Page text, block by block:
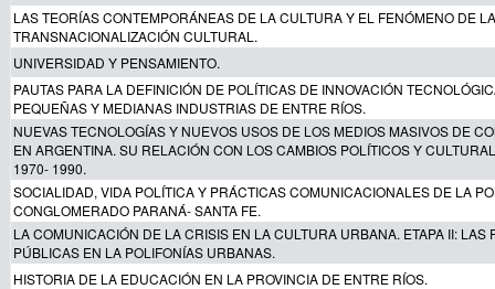
LAS TEORÍAS CONTEMPORÁNEAS DE LA CULTURA Y EL FENÓMENO DE LA
TRANSNACIONALIZACIÓN CULTURAL.
UNIVERSIDAD Y PENSAMIENTO.
PAUTAS PARA LA DEFINICIÓN DE POLÍTICAS DE INNOVACIÓN
PEQUEÑAS Y MEDIANAS INDUSTRIAS DE ENTRE RÍOS.
NUEVAS TECNOLOGÍAS Y NUEVOS USOS DE LOS MEDIOS MASIVOS DE
EN ARGENTINA. SU RELACIÓN CON LOS CAMBIOS POLÍTICOS Y
1970- 1990.
SOCIALIDAD, VIDA POLÍTICA Y PRÁCTICAS COMUNICACIONALES DE LA
CONGLOMERADO PARANÁ- SANTA FE.
LA COMUNICACIÓN DE LA CRISIS EN LA CULTURA URBANA. ETAPA II: LAS
PÚBLICAS EN LA POLIFONÍAS URBANAS.
HISTORIA DE LA EDUCACIÓN EN LA PROVINCIA DE ENTRE RÍOS.